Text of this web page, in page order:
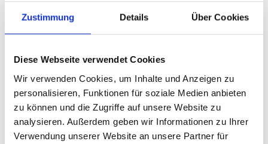
Zustimmung Details Über Cookies
Diese Webseite verwendet Cookies
Wir verwenden Cookies, um Inhalte und Anzeigen zu
personalisieren, Funktionen für soziale Medien anbieten
zu können und die Zugriffe auf unsere Website zu
analysieren. Außerdem geben wir Informationen zu Ihrer
Verwendung unserer Website an unsere Partner für